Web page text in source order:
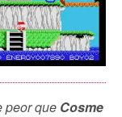
peor que Cosme